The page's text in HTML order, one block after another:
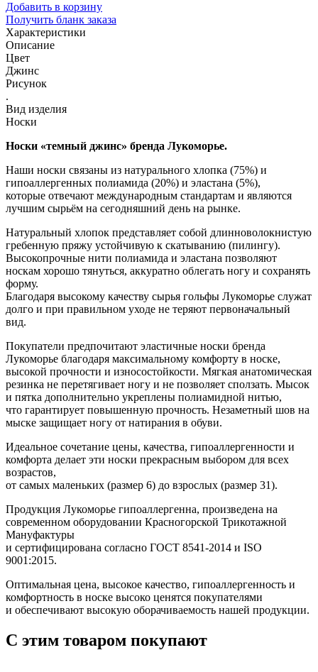
Добавить в корзину
Получить бланк заказа
Характеристики
Описание
Цвет
Джинс
Рисунок
.
Вид изделия
Носки
Носки «темный джинс» бренда Лукоморье.
Наши носки связаны из натурального хлопка (75%) и
гипоаллергенных полиамида (20%) и эластана (5%),
которые отвечают международным стандартам и являются
лучшим сырьём на сегодняшний день на рынке.
Натуральный хлопок представляет собой длинноволокнистую
гребенную пряжу устойчивую к скатыванию (пилингу).
Высокопрочные нити полиамида и эластана позволяют
носкам хорошо тянуться, аккуратно облегать ногу и сохранять
форму.
Благодаря высокому качеству сырья гольфы Лукоморье служат
долго и при правильном уходе не теряют первоначальный
вид.
Покупатели предпочитают эластичные носки бренда
Лукоморье благодаря максимальному комфорту в носке,
высокой прочности и износостойкости. Мягкая анатомическая
резинка не перетягивает ногу и не позволяет сползать. Мысок
и пятка дополнительно укреплены полиамидной нитью,
что гарантирует повышенную прочность. Незаметный шов на
мыске защищает ногу от натирания в обуви.
Идеальное сочетание цены, качества, гипоаллергенности и
комфорта делает эти носки прекрасным выбором для всех
возрастов,
от самых маленьких (размер 6) до взрослых (размер 31).
Продукция Лукоморье гипоаллергенна, произведена на
современном оборудовании Красногорской Трикотажной
Мануфактуры
и сертифицирована согласно ГОСТ 8541-2014 и ISO
9001:2015.
Оптимальная цена, высокое качество, гипоаллергенность и
комфортность в носке высоко ценятся покупателями
и обеспечивают высокую оборачиваемость нашей продукции.
С этим товаром покупают